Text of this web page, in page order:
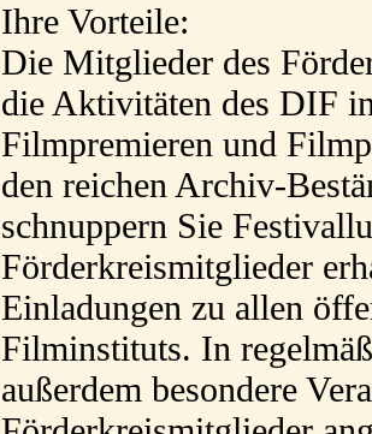
Ihre Vorteile:
Die Mitglieder des
die Aktivitäten des DIF
Filmpremieren und
den reichen Archiv-
schnuppern Sie
Förderkreismitglieder
Einladungen zu allen
Filminstituts. In
außerdem besondere